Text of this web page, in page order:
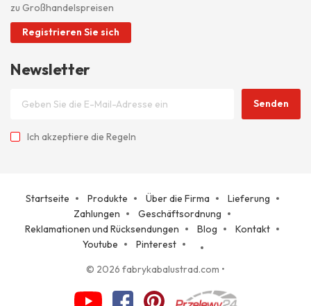
zu Großhandelspreisen
Registrieren Sie sich
Newsletter
Senden
Ich akzeptiere die Regeln
Startseite Produkte Über die Firma
Lieferung
Zahlungen
Geschäftsordnung
Reklamationen und Rücksendungen
Blog
Kontakt
Youtube
Pinterest
© 2026 fabrykabalustrad.com •